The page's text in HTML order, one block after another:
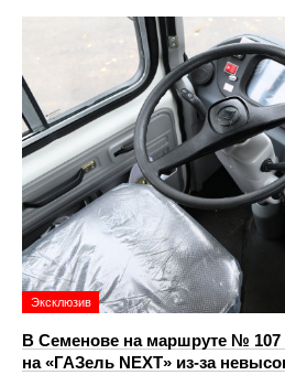
Эксклюзив
В Семенове на маршруте № 107
на «ГАЗель NEXT» из‑за